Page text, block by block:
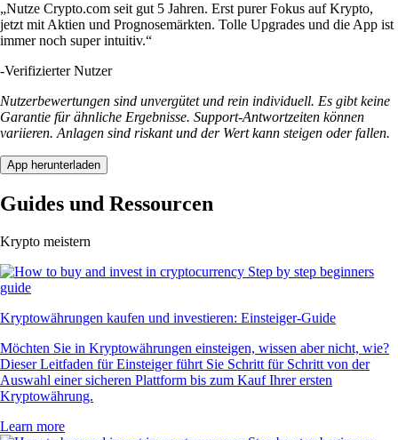
„Nutze Crypto.com seit gut 5 Jahren. Erst purer Fokus auf Krypto,
jetzt mit Aktien und Prognosemärkten. Tolle Upgrades und die App ist
immer noch super intuitiv.“
-Verifizierter Nutzer
Nutzerbewertungen sind unvergütet und rein individuell. Es gibt keine
Garantie für ähnliche Ergebnisse. Support-Antwortzeiten können
variieren. Anlagen sind riskant und der Wert kann steigen oder fallen.
App herunterladen
Guides und Ressourcen
Krypto meistern
Kryptowährungen kaufen und investieren: Einsteiger-Guide
Möchten Sie in Kryptowährungen einsteigen, wissen aber nicht, wie?
Dieser Leitfaden für Einsteiger führt Sie Schritt für Schritt von der
Auswahl einer sicheren Plattform bis zum Kauf Ihrer ersten
Kryptowährung.
Learn more